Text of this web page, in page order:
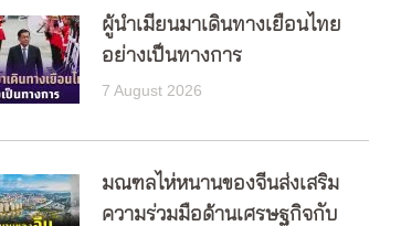
ผู้นำเมียนมาเดินทางเยือนไทย
อย่างเป็นทางการ
7 August 2026
มณฑลไห่หนานของจีนส่งเสริม
ความร่วมมือด้านเศรษฐกิจกับ